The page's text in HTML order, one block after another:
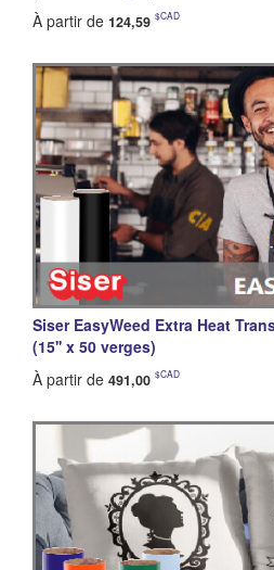
À partir de 124,59 $CAD
Siser EasyWeed Extra Heat
(15'' x 50 verges)
À partir de 491,00 $CAD